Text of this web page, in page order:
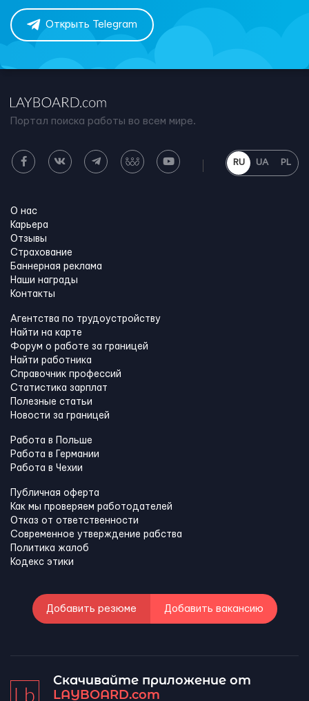
Открыть Telegram
Портал поиска работы во всем мире.
RU UA PL
О нас
Карьера
Отзывы
Страхование
Баннерная реклама
Наши награды
Контакты
Агентства по трудоустройству
Найти на карте
Форум о работе за границей
Найти работника
Справочник профессий
Статистика зарплат
Полезные статьи
Новости за границей
Работа в Польше
Работа в Германии
Работа в Чехии
Публичная оферта
Как мы проверяем работодателей
Отказ от ответственности
Современное утверждение рабства
Политика жалоб
Кодекс этики
Добавить резюме Добавить вакансию
Скачивайте приложение от
LAYBOARD.com